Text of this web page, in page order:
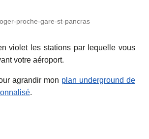
proche-gare-st-pancras
violet les stations par lequelle vous
votre aéroport.
agrandir mon plan underground de
.